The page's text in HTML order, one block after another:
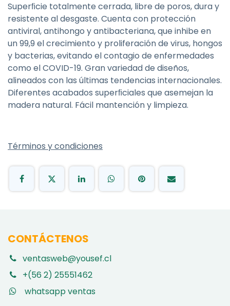
Superﬁcie totalmente cerrada, libre de poros, dura y
resistente al desgaste. Cuenta con protección
antiviral, antihongo y antibacteriana, que inhibe en
un 99,9 el crecimiento y proliferación de virus, hongos
y bacterias, evitando el contagio de enfermedades
como el COVID-19. Gran variedad de diseños,
alineados con las últimas tendencias internacionales.
Diferentes acabados superﬁciales que asemejan la
madera natural. Fácil mantención y limpieza.
Términos y condiciones
CONTÁCTENOS
ventasweb@yousef.cl
+(56 2) 25551462
whatsapp ventas